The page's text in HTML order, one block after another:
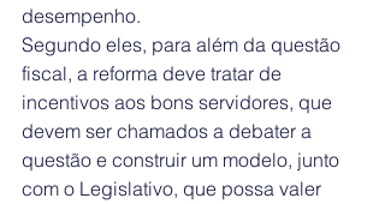
desempenho.
Segundo eles, para além da questão
fiscal, a reforma deve tratar de
incentivos aos bons servidores, que
devem ser chamados a debater a
questão e construir um modelo, junto
com o Legislativo, que possa valer